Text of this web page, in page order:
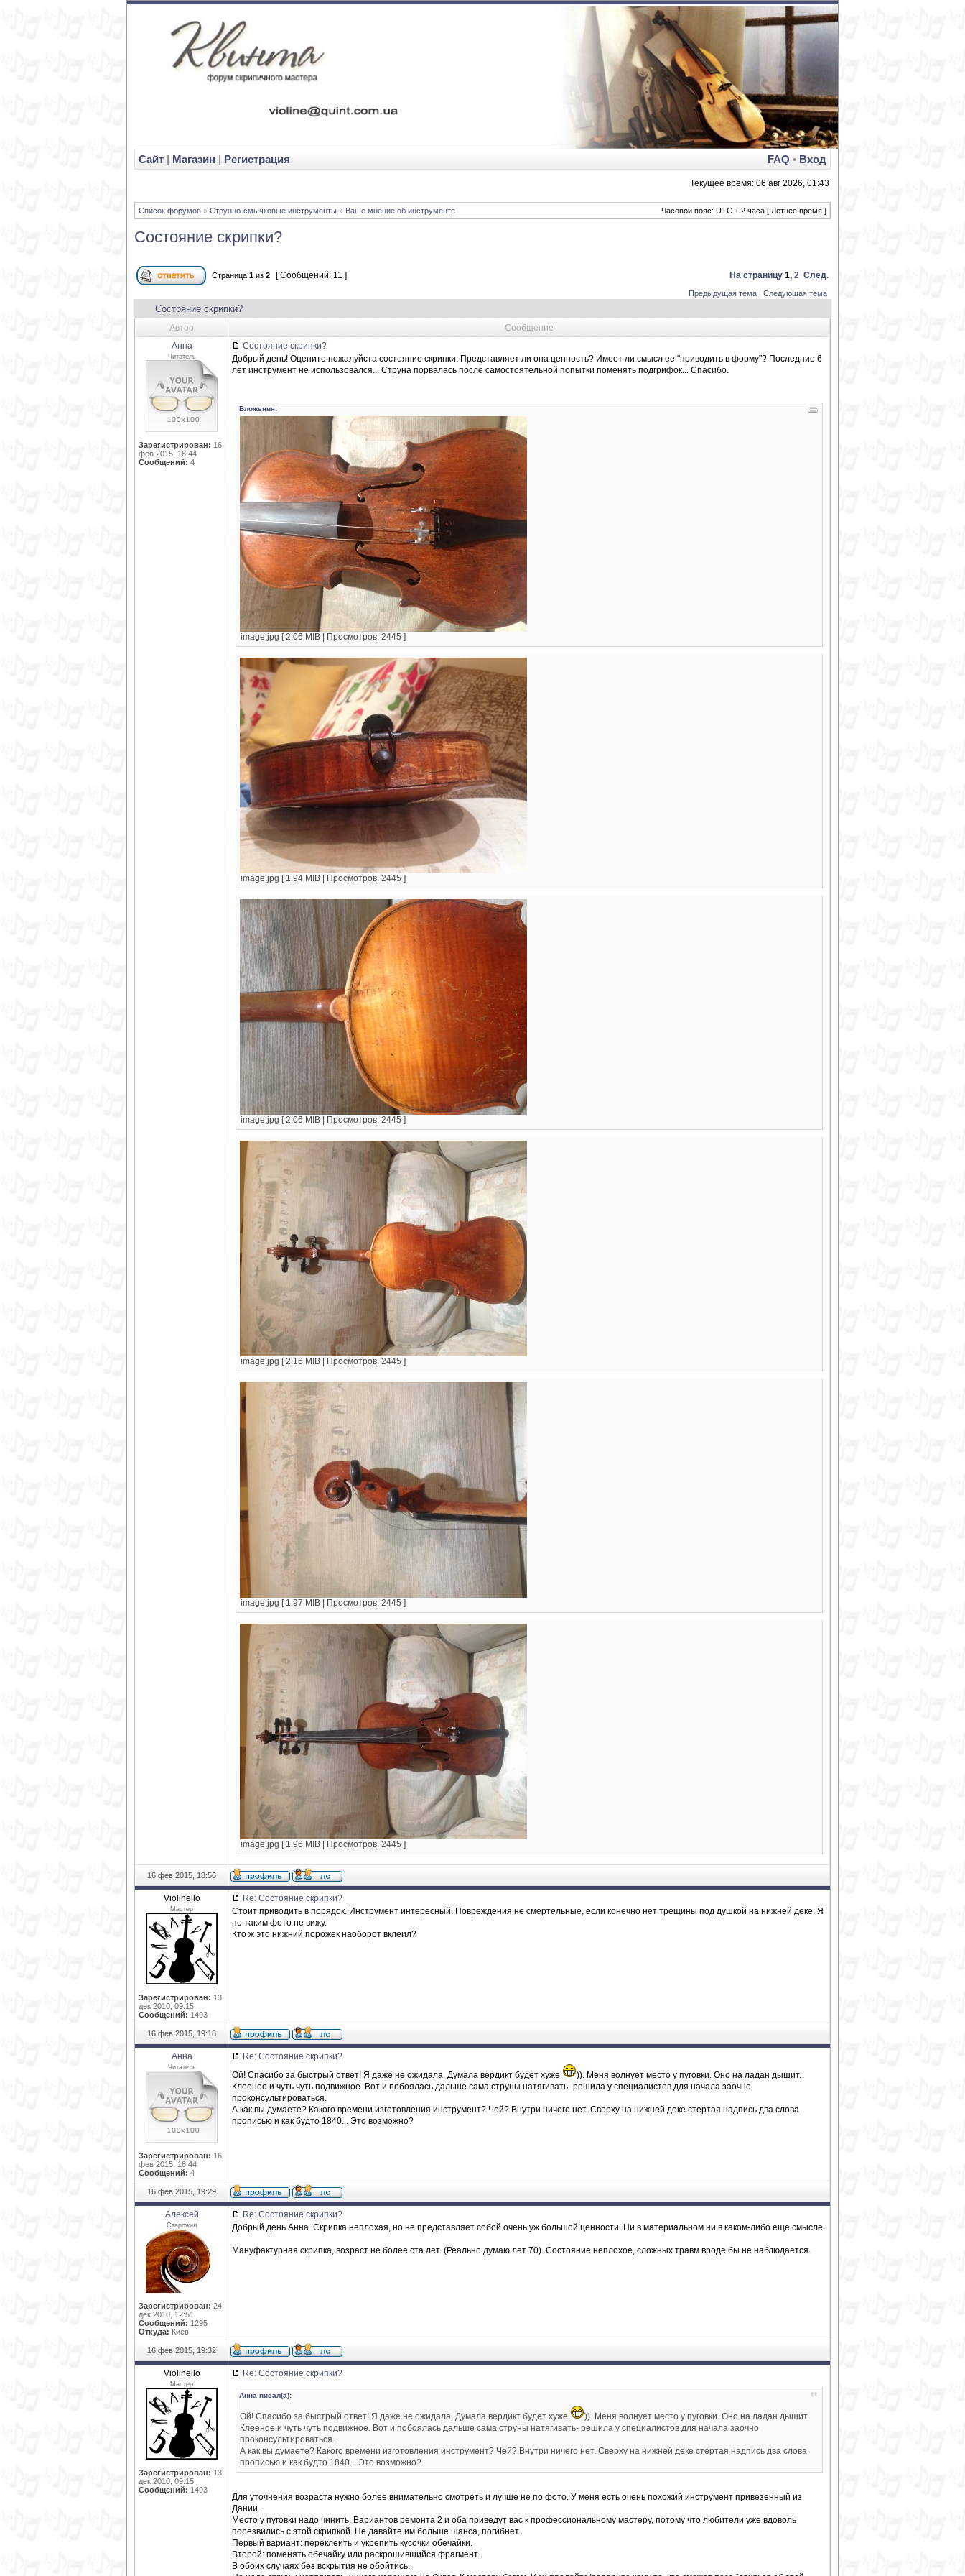
Cайт | Магазин | FAQ • Вход
Регистрация
Текущее время: 06 авг 2026, 01:43
Список форумов » Струнно-смычковые инструменты » Ваше мнение об инструменте Часовой пояс: UTC + 2 часа [ Летнее время ]
Состояние скрипки?
Страница 1 из 2 [ Сообщений: 11 ] На страницу 1, 2 След.
Предыдущая тема | Следующая тема
Состояние скрипки?
Автор
Сообщение
Анна
Читатель
Зарегистрирован: 16
фев 2015, 18:44
Сообщений: 4
Состояние скрипки?
Добрый день! Оцените пожалуйста состояние скрипки. Представляет ли она ценность? Имеет ли смысл ее "приводить в форму"? Последние 6
лет инструмент не использовался... Струна порвалась после самостоятельной попытки поменять подгрифок... Спасибо.
Вложения:
image.jpg [ 2.06 MIB | Просмотров: 2445 ]
image.jpg [ 1.94 MIB | Просмотров: 2445 ]
image.jpg [ 2.06 MIB | Просмотров: 2445 ]
image.jpg [ 2.16 MIB | Просмотров: 2445 ]
image.jpg [ 1.97 MIB | Просмотров: 2445 ]
image.jpg [ 1.96 MIB | Просмотров: 2445 ]
16 фев 2015, 18:56
Violinello
Мастер
Зарегистрирован: 13
дек 2010, 09:15
Сообщений: 1493
Re: Состояние скрипки?
Стоит приводить в порядок. Инструмент интересный. Повреждения не смертельные, если конечно нет трещины под душкой на нижней деке. Я
по таким фото не вижу.
Кто ж это нижний порожек наоборот вклеил?
16 фев 2015, 19:18
Анна
Читатель
Зарегистрирован: 16
фев 2015, 18:44
Сообщений: 4
Re: Состояние скрипки?
Ой! Спасибо за быстрый ответ! Я даже не ожидала. Думала вердикт будет хуже
)). Меня волнует место у пуговки. Оно на ладан дышит.
Клееное и чуть чуть подвижное. Вот и побоялась дальше сама струны натягивать- решила у специалистов для начала заочно
проконсультироваться.
А как вы думаете? Какого времени изготовления инструмент? Чей? Внутри ничего нет. Сверху на нижней деке стертая надпись два слова
прописью и как будто 1840... Это возможно?
16 фев 2015, 19:29
Алексей
Старожил
Зарегистрирован: 24
дек 2010, 12:51
Сообщений: 1295
Откуда: Киев
Re: Состояние скрипки?
Добрый день Анна. Скрипка неплохая, но не представляет собой очень уж большой ценности. Ни в материальном ни в каком-либо еще смысле.
Мануфактурная скрипка, возраст не более ста лет. (Реально думаю лет 70). Состояние неплохое, сложных травм вроде бы не наблюдается.
16 фев 2015, 19:32
Violinello
Мастер
Зарегистрирован: 13
дек 2010, 09:15
Сообщений: 1493
Re: Состояние скрипки?
Анна писал(а):
Ой! Спасибо за быстрый ответ! Я даже не ожидала. Думала вердикт будет хуже
)). Меня волнует место у пуговки. Оно на ладан дышит.
Клееное и чуть чуть подвижное. Вот и побоялась дальше сама струны натягивать- решила у специалистов для начала заочно
проконсультироваться.
А как вы думаете? Какого времени изготовления инструмент? Чей? Внутри ничего нет. Сверху на нижней деке стертая надпись два слова
прописью и как будто 1840... Это возможно?
Для уточнения возраста нужно более внимательно смотреть и лучше не по фото. У меня есть очень похожий инструмент привезенный из
Дании.
Место у пуговки надо чинить. Вариантов ремонта 2 и оба приведут вас к профессиональному мастеру, потому что любители уже вдоволь
порезвились с этой скрипкой. Не давайте им больше шанса, погибнет.
Первый вариант: переклеить и укрепить кусочки обечайки.
Второй: поменять обечайку или раскрошившийся фрагмент.
В обоих случаях без вскрытия не обойтись.